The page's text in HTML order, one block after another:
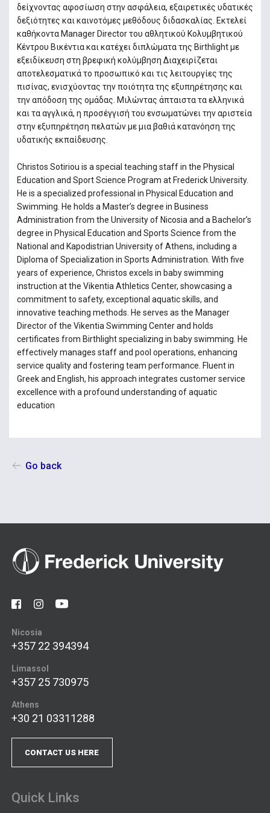
δείχνοντας αφοσίωση στην ασφάλεια, εξαιρετικές υδατικές
δεξιότητες και καινοτόµες µεθόδους διδασκαλίας. Εκτελεί
καθήκοντα Manager Director του αθλητικού Κολυµβητικού
Κέντρου Βικέντια και κατέχει διπλώµατα της Birthlight µε
εξειδίκευση στη βρεφική κολύµβηση Διαχειρίζεται
αποτελεσµατικά το προσωπικό και τις λειτουργίες της
πισίνας, ενισχύοντας την ποιότητα της εξυπηρέτησης και
την απόδοση της οµάδας. Μιλώντας άπταιστα τα ελληνικά
και τα αγγλικά, η προσέγγισή του ενσωµατώνει την αριστεία
στην εξυπηρέτηση πελατών µε µια βαθιά κατανόηση της
υδατικής εκπαίδευσης.
Christos Sotiriou is a special teaching staff in the Physical
Education and Sport Science Program at Frederick University.
He is a specialized professional in Physical Education and
Swimming. He holds a Master’s degree in Business
Administration from the University of Nicosia and a Bachelor’s
degree in Physical Education and Sports Science from the
National and Kapodistrian University of Athens, including a
Diploma of Specialization in Sports Administration. With five
years of experience, Christos excels in baby swimming
instruction at the Vikentia Athletics Center, showcasing a
commitment to safety, exceptional aquatic skills, and
innovative teaching methods. He serves as the Manager
Director of the Vikentia Swimming Center and holds
certificates from Birthlight specializing in baby swimming. He
effectively manages staff and pool operations, enhancing
service quality and fostering team performance. Fluent in
Greek and English, his approach integrates customer service
excellence with a profound understanding of aquatic
education
Go back
Nicosia
+357 22 394394
Limassol
+357 25 730975
Athens
+30 21 03311288
CONTACT US HERE
Quick Links